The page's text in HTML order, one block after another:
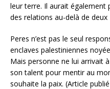
leur terre. Il aurait également
des relations au-delà de deux
Peres n’est pas le seul
enclaves palestiniennes
Mais personne ne lui arrivait
son talent pour mentir au
souhaite la paix. (Article